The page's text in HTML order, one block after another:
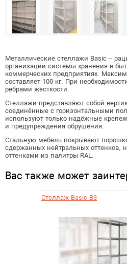
Металлические стеллажи Basic –
организации системы хранения в
коммерческих предприятиях.
составляет 100 кг. При
рёбрами жёсткости.
Стеллажи представляют собой
соединённые с горизонтальными
используют только надёжные
и предупреждения обрушения.
Стальную мебель покрывают
сдержанных нейтральных оттенков,
оттенками из палитры RAL.
Вас также может
Стеллаж Basic B3